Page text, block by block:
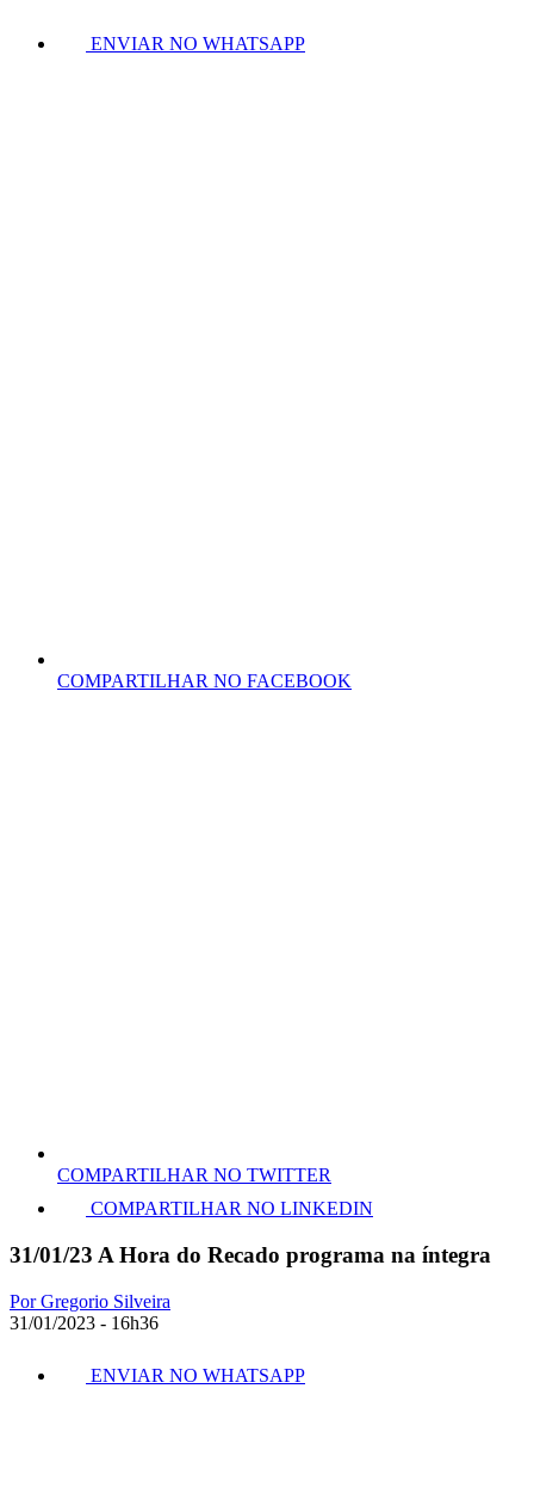
ENVIAR NO WHATSAPP
COMPARTILHAR NO FACEBOOK
COMPARTILHAR NO TWITTER
COMPARTILHAR NO LINKEDIN
31/01/23 A Hora do Recado programa na íntegra
Por Gregorio Silveira
31/01/2023 - 16h36
ENVIAR NO WHATSAPP